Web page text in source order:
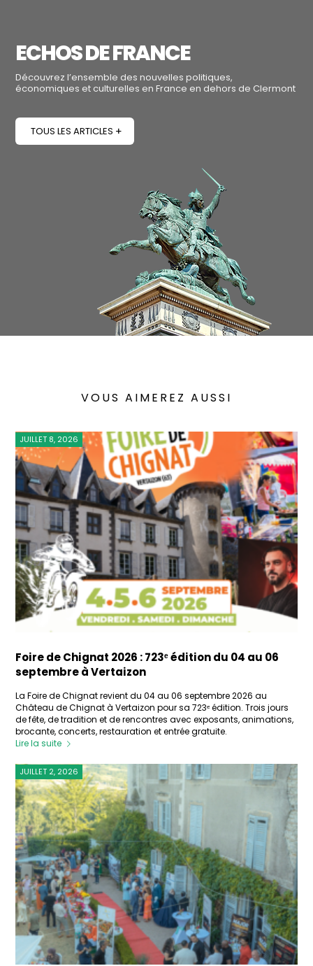
ECHOS DE FRANCE
Découvrez l’ensemble des nouvelles politiques,
économiques et culturelles en France en dehors de Clermont
TOUS LES ARTICLES
VOUS AIMEREZ AUSSI
Foire de Chignat 2026 : 723ᵉ édition du 04 au 06
septembre à Vertaizon
JUILLET 8, 2026
La Foire de Chignat revient du 04 au 06 septembre 2026 au
Château de Chignat à Vertaizon pour sa 723ᵉ édition. Trois jours
de fête, de tradition et de rencontres avec exposants, animations,
brocante, concerts, restauration et entrée gratuite.
Lire la suite
JUILLET 2, 2026